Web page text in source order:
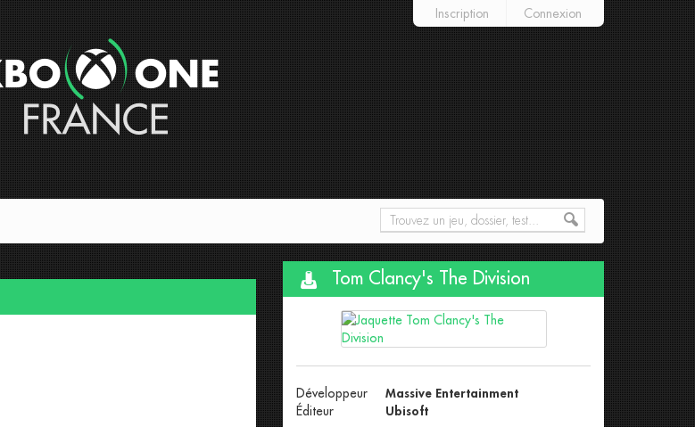
Inscription Connexion
Tom Clancy's The Division
Développeur
Massive Entertainment
Éditeur
Ubisoft